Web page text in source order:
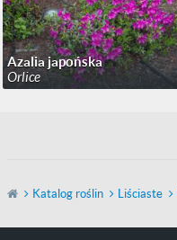
Azalia japońska
Orlice
Katalog roślin Liściaste